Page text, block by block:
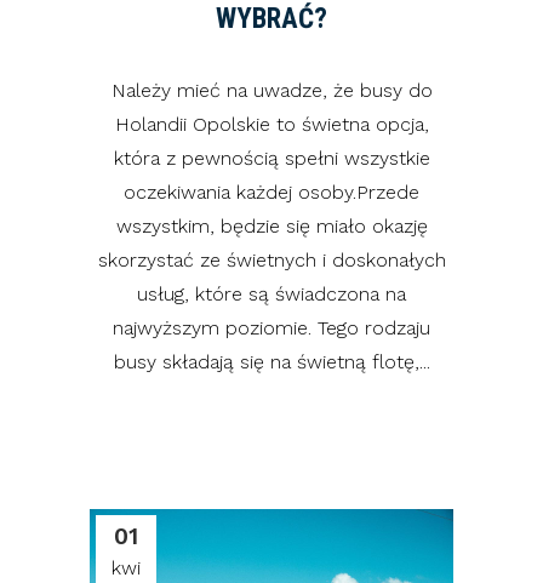
WYBRAĆ?
Należy mieć na uwadze, że busy do
Holandii Opolskie to świetna opcja,
która z pewnością spełni wszystkie
oczekiwania każdej osoby.Przede
wszystkim, będzie się miało okazję
skorzystać ze świetnych i doskonałych
usług, które są świadczona na
najwyższym poziomie. Tego rodzaju
busy składają się na świetną flotę,...
01
kwi